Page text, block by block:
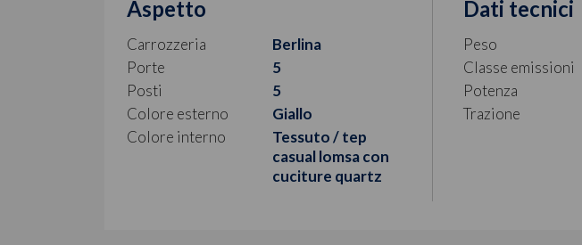
Aspetto
Carrozzeria
Berlina
Porte
5
Posti
5
Colore esterno
Giallo
Colore interno
Tessuto / tep
casual lomsa con
cuciture quartz
Dati tecnici
Peso
Classe emissioni
Potenza
Trazione